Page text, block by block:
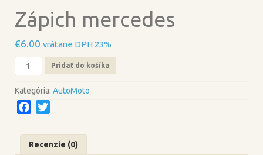
Zápich mercedes
€6.00 vrátane DPH 23%
množstvo
Zápich
mercedes
Pridať do košíka
Kategória: AutoMoto
c
e
i
t
Recenzie (0)